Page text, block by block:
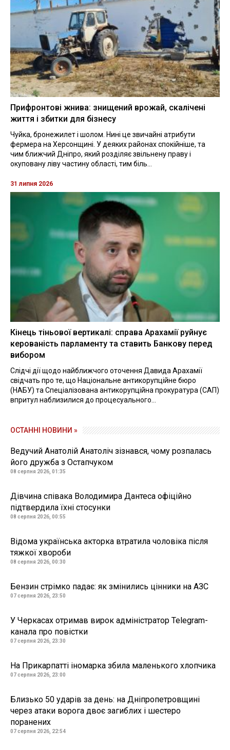
Прифронтові жнива: знищений врожай, скалічені
життя і збитки для бізнесу
Чуйка, бронежилет і шолом. Нині це звичайні атрибути
фермера на Херсонщині. У деяких районах спокійніше, та
чим ближчий Дніпро, який розділяє звільнену праву і
окуповану ліву частину області, тим біль...
31 липня 2026
Кінець тіньової вертикалі: справа Арахамії руйнує
керованість парламенту та ставить Банкову перед
вибором
Слідчі дії щодо найближчого оточення Давида Арахамії
свідчать про те, що Національне антикорупційне бюро
(НАБУ) та Спеціалізована антикорупційна прокуратура (САП)
впритул наблизилися до процесуального...
ОСТАННІ НОВИНИ »
Ведучий Анатолій Анатоліч зізнався, чому розпалась
його дружба з Остапчуком
08 серпня 2026, 01:35
Дівчина співака Володимира Дантеса офіційно
підтвердила їхні стосунки
08 серпня 2026, 00:55
Відома українська акторка втратила чоловіка після
тяжкої хвороби
08 серпня 2026, 00:30
Бензин стрімко падає: як змінились цінники на АЗС
07 серпня 2026, 23:50
У Черкасах отримав вирок адміністратор Telegram-
канала про повістки
07 серпня 2026, 23:30
На Прикарпатті іномарка збила маленького хлопчика
07 серпня 2026, 23:00
Близько 50 ударів за день: на Дніпропетровщині
через атаки ворога двоє загиблих і шестеро
поранених
07 серпня 2026, 22:54